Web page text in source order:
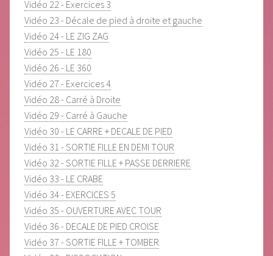
Vidéo 22 - Exercices 3
Vidéo 23 - Décale de pied à droite et gauche
Vidéo 24 - LE ZIG ZAG
Vidéo 25 - LE 180
Vidéo 26 - LE 360
Vidéo 27 - Exercices 4
Vidéo 28 - Carré à Droite
Vidéo 29 - Carré à Gauche
Vidéo 30 - LE CARRE + DECALE DE PIED
Vidéo 31 - SORTIE FILLE EN DEMI TOUR
Vidéo 32 - SORTIE FILLE + PASSE DERRIERE
Vidéo 33 - LE CRABE
Vidéo 34 - EXERCICES 5
Vidéo 35 - OUVERTURE AVEC TOUR
Vidéo 36 - DECALE DE PIED CROISE
Vidéo 37 - SORTIE FILLE + TOMBER